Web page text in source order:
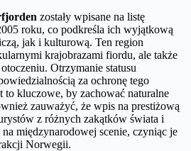
zostały wpisane na listę
roku, co podkreśla ich wyjątkową
jak i kulturową. Ten region
krajobrazami fiordu, ale także
Otrzymanie statusu
za ochronę tego
to kluczowe, by zachować naturalne
zauważyć, że wpis na prestiżową
z różnych zakątków świata i
międzynarodowej scenie, czyniąc je
Norwegii.